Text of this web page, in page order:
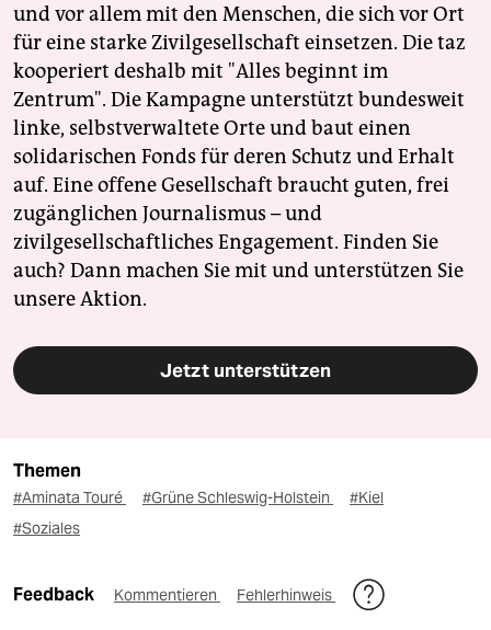
und vor allem mit den Menschen, die sich vor Ort
für eine starke Zivilgesellschaft einsetzen. Die taz
kooperiert deshalb mit "Alles beginnt im
Zentrum". Die Kampagne unterstützt bundesweit
linke, selbstverwaltete Orte und baut einen
solidarischen Fonds für deren Schutz und Erhalt
auf. Eine offene Gesellschaft braucht guten, frei
zugänglichen Journalismus – und
zivilgesellschaftliches Engagement. Finden Sie
auch? Dann machen Sie mit und unterstützen Sie
unsere Aktion.
Jetzt unterstützen
Themen
#Aminata Touré #Grüne Schleswig-Holstein
#Kiel
#Soziales
Feedback Kommentieren Fehlerhinweis